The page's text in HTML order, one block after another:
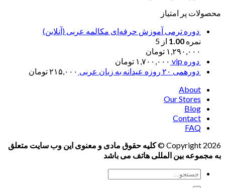
محصولات پر امتیاز
دوره ترمی آموزش حرفه‌ای مکالمه عربی (آنلاین)
نمره 1.00 از 5
۱,۲۹۰,۰۰۰ تومان
دوره vip
۱,۷۰۰,۰۰۰ تومان
دورهمی ۲۰ روزه عیدانه به زبان عربی
۲۱۵,۰۰۰تومان
About
Our Stores
Blog
Contact
FAQ
Copyright 2026 ©
کلیه حقوق مادی و معنوی این وب سایت متعلق
به مجموعه بین المللی هاتف می باشد
جستجو
برای: